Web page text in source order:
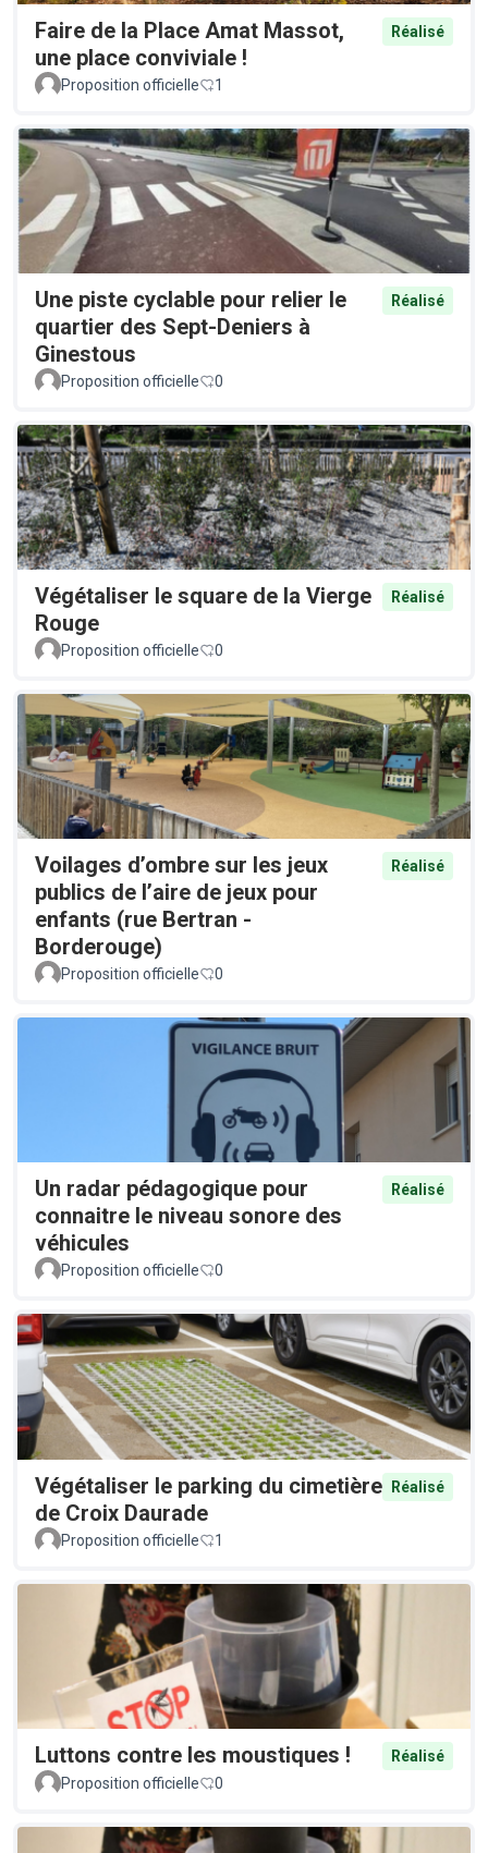
Faire de la Place Amat Massot,
une place conviviale !
Réalisé
Proposition officielle 1
Une piste cyclable pour relier le
quartier des Sept-Deniers à
Ginestous
Réalisé
Proposition officielle 0
Végétaliser le square de la Vierge
Rouge
Réalisé
Proposition officielle 0
Voilages d’ombre sur les jeux
publics de l’aire de jeux pour
enfants (rue Bertran -
Borderouge)
Réalisé
Proposition officielle 0
Un radar pédagogique pour
connaitre le niveau sonore des
véhicules
Réalisé
Proposition officielle 0
Végétaliser le parking du cimetière
de Croix Daurade
Réalisé
Proposition officielle 1
Luttons contre les moustiques !
Réalisé
Proposition officielle
0